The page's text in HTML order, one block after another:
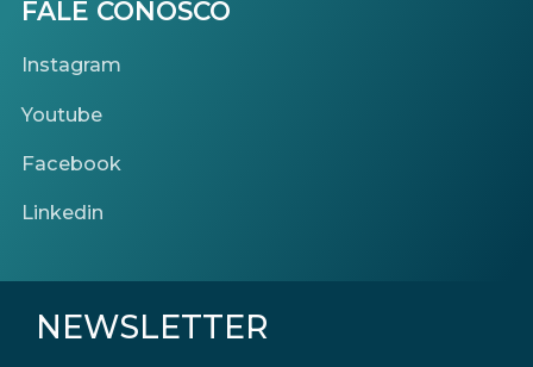
FALE CONOSCO
Instagram
Youtube
Facebook
Linkedin
NEWSLETTER